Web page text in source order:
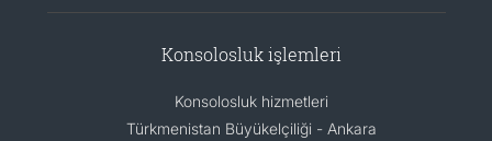
Konsolosluk işlemleri
Konsolosluk hizmetleri
Türkmenistan Büyükelçiliği - Ankara